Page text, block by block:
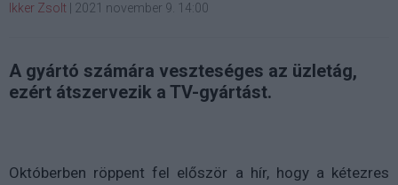
Ikker Zsolt 2021 november 9. 14:00
A gyártó számára veszteséges az üzletág,
ezért átszervezik a TV-gyártást.
Októberben röppent fel először a hír, hogy a kétezres